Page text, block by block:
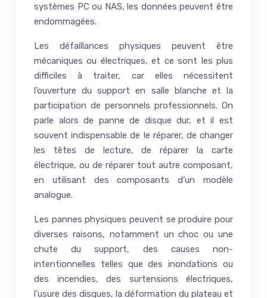
systèmes PC ou NAS, les données peuvent être
endommagées.
Les défaillances physiques peuvent être
mécaniques ou électriques, et ce sont les plus
difficiles à traiter, car elles nécessitent
l’ouverture du support en salle blanche et la
participation de personnels professionnels. On
parle alors de panne de disque dur, et il est
souvent indispensable de le réparer, de changer
les têtes de lecture, de réparer la carte
électrique, ou de réparer tout autre composant,
en utilisant des composants d’un modèle
analogue.
Les pannes physiques peuvent se produire pour
diverses raisons, notamment un choc ou une
chute du support, des causes non-
intentionnelles telles que des inondations ou
des incendies, des surtensions électriques,
l’usure des disques, la déformation du plateau et